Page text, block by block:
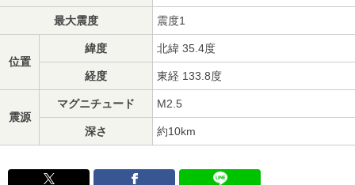
最大震度 震度1
位置
緯度 北緯 35.4度
経度 東経 133.8度
震源
マグニチュード M2.5
深さ 約10km